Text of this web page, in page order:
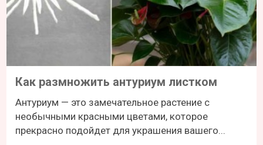
Как размножить антуриум листком
Антуриум — это замечательное растение с
необычными красными цветами, которое
прекрасно подойдет для украшения вашего...